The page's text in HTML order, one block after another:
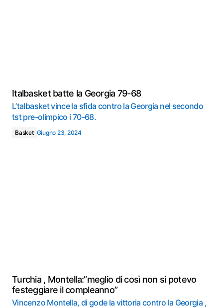
Italbasket batte la Georgia 79-68
L’talbasket vince la sfida contro la Georgia nel secondo
tst pre-olimpico i 70-68.
Basket Giugno 23, 2024
Turchia , Montella:”meglio di così non si potevo
festeggiare il compleanno”
Vincenzo Montella, di gode la vittoria contro la Georgia ,